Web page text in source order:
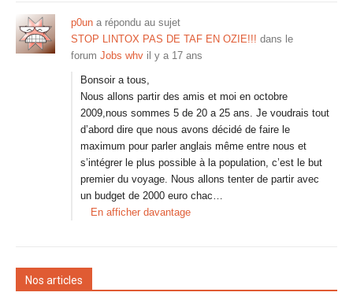
p0un a répondu au sujet
STOP LINTOX PAS DE TAF EN OZIE!!! dans le
forum Jobs whv il y a 17 ans
Bonsoir a tous,
Nous allons partir des amis et moi en octobre
2009,nous sommes 5 de 20 a 25 ans. Je voudrais tout
d’abord dire que nous avons décidé de faire le
maximum pour parler anglais même entre nous et
s’intégrer le plus possible à la population, c’est le but
premier du voyage. Nous allons tenter de partir avec
un budget de 2000 euro chac…
En afficher davantage
Nos articles